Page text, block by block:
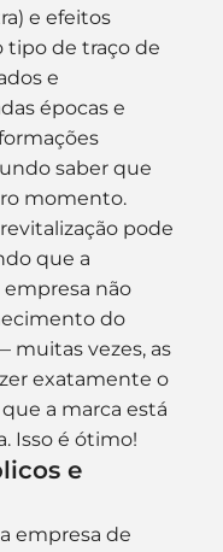
e efeitos
tipo de traço de
e
épocas e
saber que
momento.
pode
que a
não
do
vezes, as
exatamente o
a marca está
Isso é ótimo!
e
empresa de